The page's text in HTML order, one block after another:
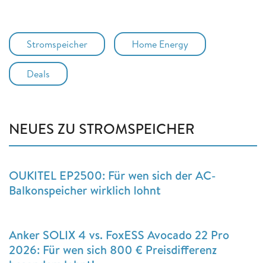
Stromspeicher Home Energy
Deals
NEUES ZU STROMSPEICHER
OUKITEL EP2500: Für wen sich der AC-
Balkonspeicher wirklich lohnt
Anker SOLIX 4 vs. FoxESS Avocado 22 Pro
2026: Für wen sich 800 € Preisdifferenz